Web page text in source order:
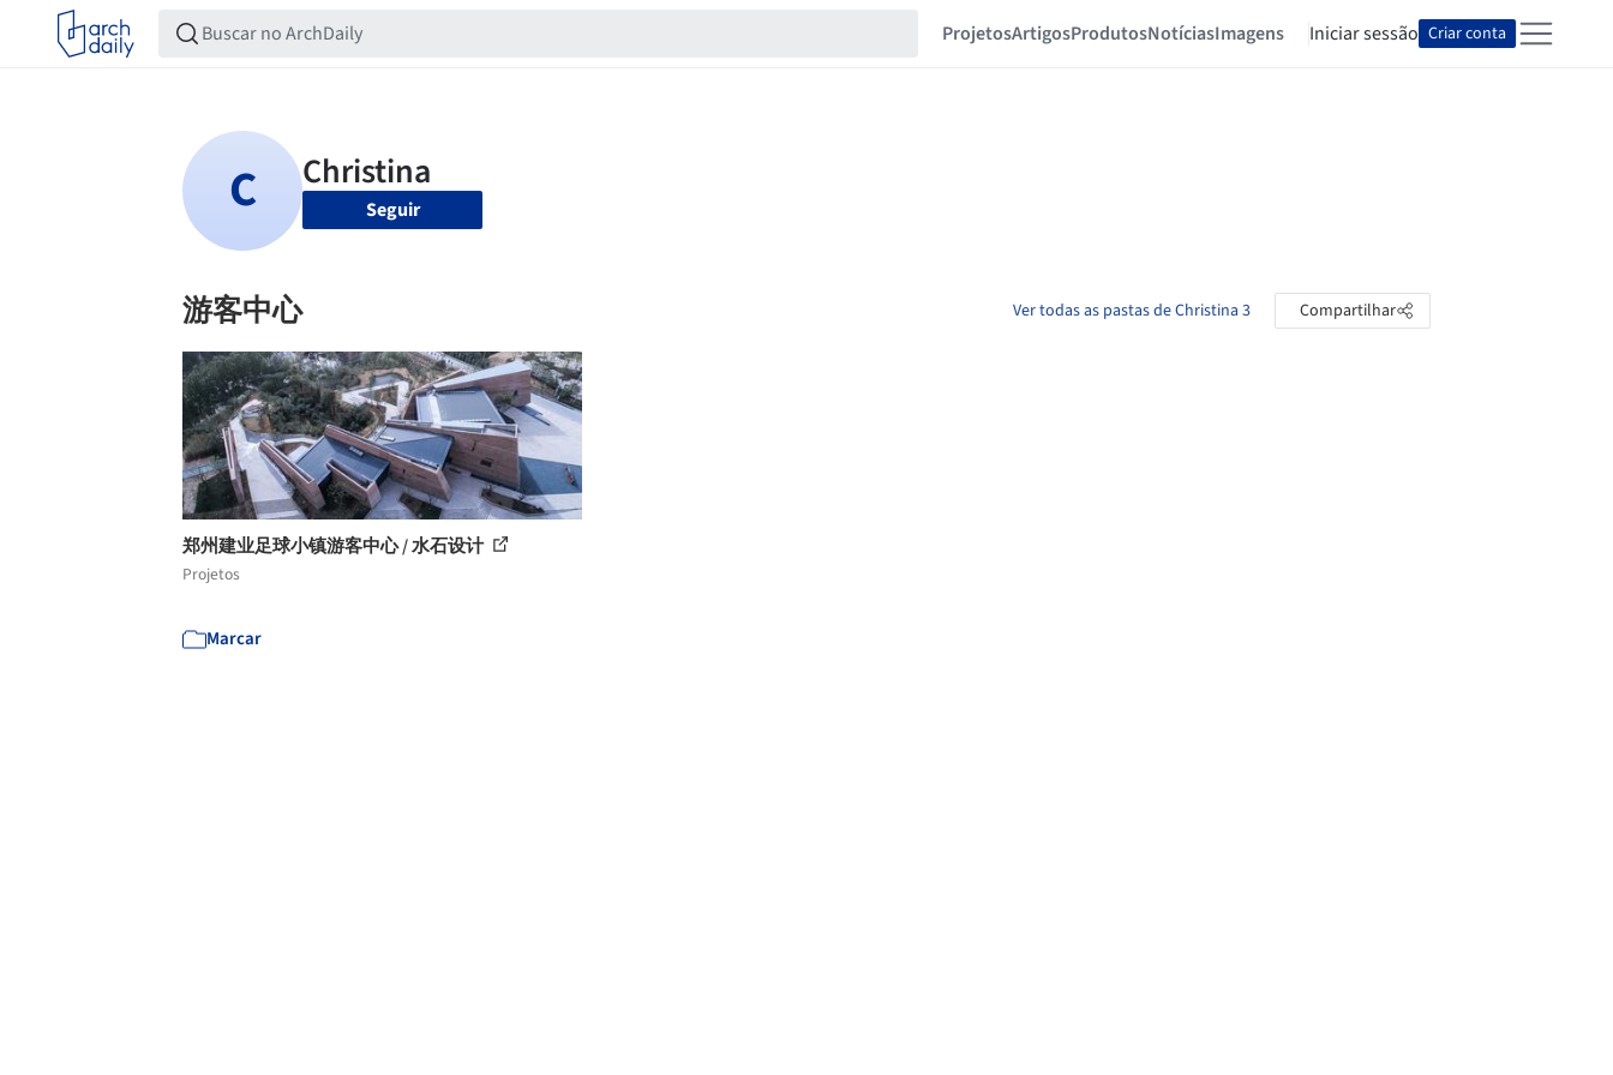
ProjetosArtigosProdutosNotíciasImagens Iniciar sessão Criar conta
Seguir
游客中心 Ver todas as pastas de Christina 3 Compartilhar
郑州建业足球小镇游客中心 / 水石设计
Projetos
Marcar